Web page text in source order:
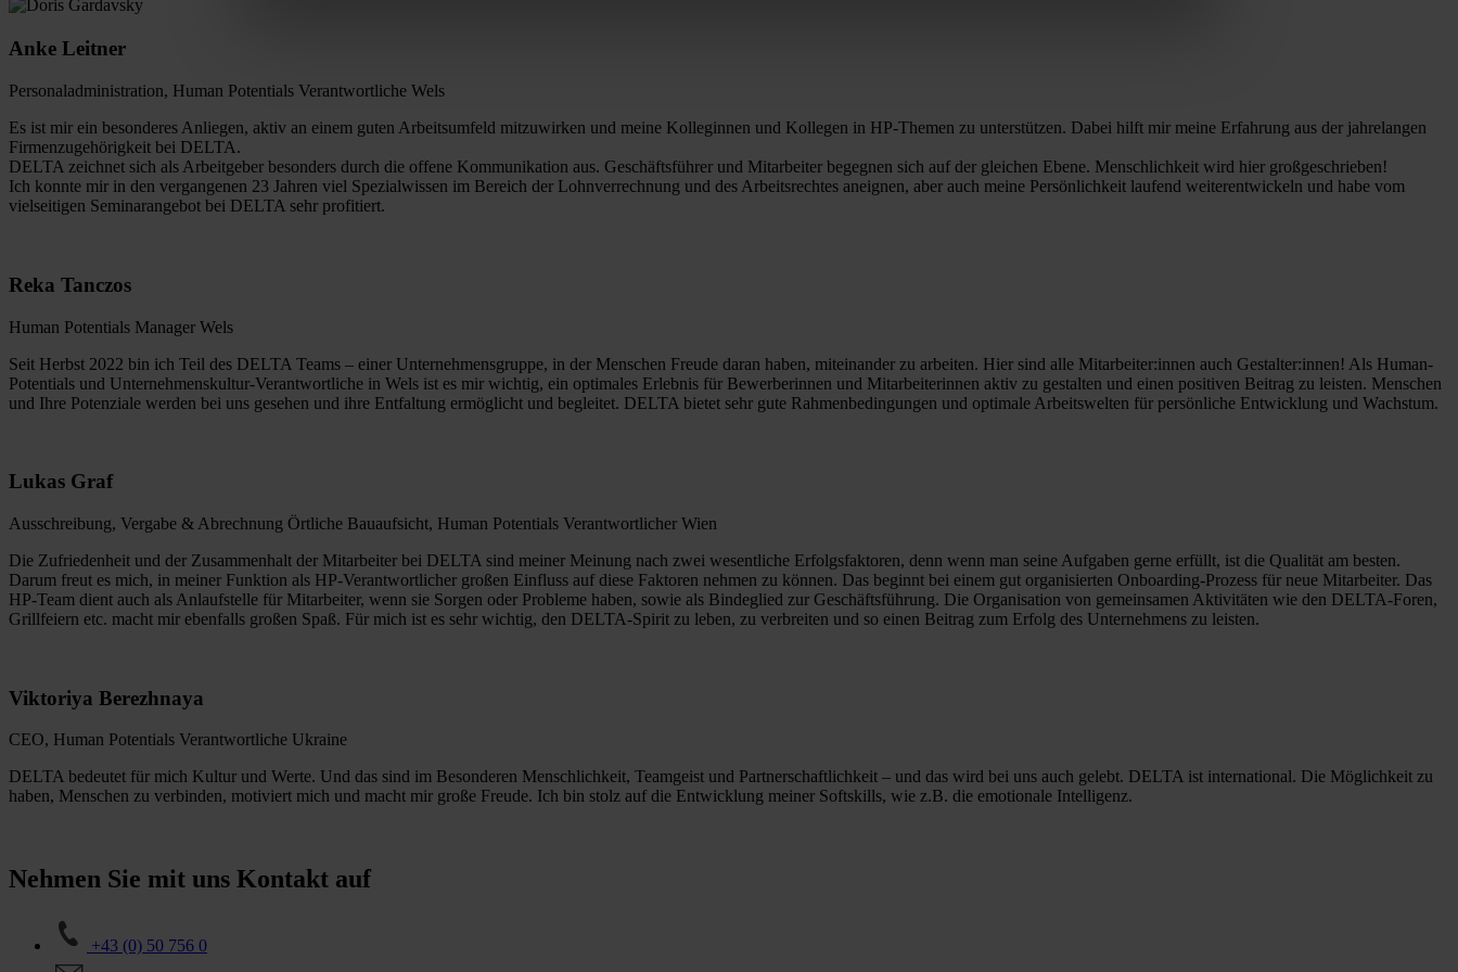
Anke Leitner
Personaladministration, Human Potentials Verantwortliche Wels
Es ist mir ein besonderes Anliegen, aktiv an einem guten Arbeitsumfeld mitzuwirken und meine Kolleginnen und Kollegen in HP-Themen zu unterstützen. Dabei hilft mir meine Erfahrung aus der jahrelangen
Firmenzugehörigkeit bei DELTA.
DELTA zeichnet sich als Arbeitgeber besonders durch die offene Kommunikation aus. Geschäftsführer und Mitarbeiter begegnen sich auf der gleichen Ebene. Menschlichkeit wird hier großgeschrieben!
Ich konnte mir in den vergangenen 23 Jahren viel Spezialwissen im Bereich der Lohnverrechnung und des Arbeitsrechtes aneignen, aber auch meine Persönlichkeit laufend weiterentwickeln und habe vom
vielseitigen Seminarangebot bei DELTA sehr profitiert.
Reka Tanczos
Human Potentials Manager Wels
Seit Herbst 2022 bin ich Teil des DELTA Teams – einer Unternehmensgruppe, in der Menschen Freude daran haben, miteinander zu arbeiten. Hier sind alle Mitarbeiter:innen auch Gestalter:innen! Als Human-
Potentials und Unternehmenskultur-Verantwortliche in Wels ist es mir wichtig, ein optimales Erlebnis für Bewerberinnen und Mitarbeiterinnen aktiv zu gestalten und einen positiven Beitrag zu leisten. Menschen
und Ihre Potenziale werden bei uns gesehen und ihre Entfaltung ermöglicht und begleitet. DELTA bietet sehr gute Rahmenbedingungen und optimale Arbeitswelten für persönliche Entwicklung und Wachstum.
Lukas Graf
Ausschreibung, Vergabe & Abrechnung Örtliche Bauaufsicht, Human Potentials Verantwortlicher Wien
Die Zufriedenheit und der Zusammenhalt der Mitarbeiter bei DELTA sind meiner Meinung nach zwei wesentliche Erfolgsfaktoren, denn wenn man seine Aufgaben gerne erfüllt, ist die Qualität am besten.
Darum freut es mich, in meiner Funktion als HP-Verantwortlicher großen Einfluss auf diese Faktoren nehmen zu können. Das beginnt bei einem gut organisierten Onboarding-Prozess für neue Mitarbeiter. Das
HP-Team dient auch als Anlaufstelle für Mitarbeiter, wenn sie Sorgen oder Probleme haben, sowie als Bindeglied zur Geschäftsführung. Die Organisation von gemeinsamen Aktivitäten wie den DELTA-Foren,
Grillfeiern etc. macht mir ebenfalls großen Spaß. Für mich ist es sehr wichtig, den DELTA-Spirit zu leben, zu verbreiten und so einen Beitrag zum Erfolg des Unternehmens zu leisten.
Viktoriya Berezhnaya
CEO, Human Potentials Verantwortliche Ukraine
DELTA bedeutet für mich Kultur und Werte. Und das sind im Besonderen Menschlichkeit, Teamgeist und Partnerschaftlichkeit – und das wird bei uns auch gelebt. DELTA ist international. Die Möglichkeit zu
haben, Menschen zu verbinden, motiviert mich und macht mir große Freude. Ich bin stolz auf die Entwicklung meiner Softskills, wie z.B. die emotionale Intelligenz.
Nehmen Sie mit uns Kontakt auf
+43 (0) 50 756 0